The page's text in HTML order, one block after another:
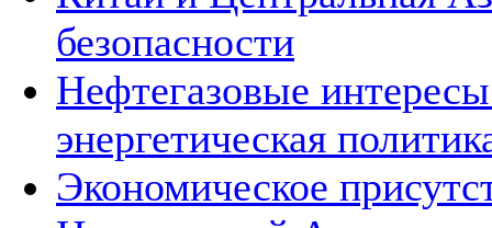
безопасности
Нефтегазовые
энергетическая
Экономическое